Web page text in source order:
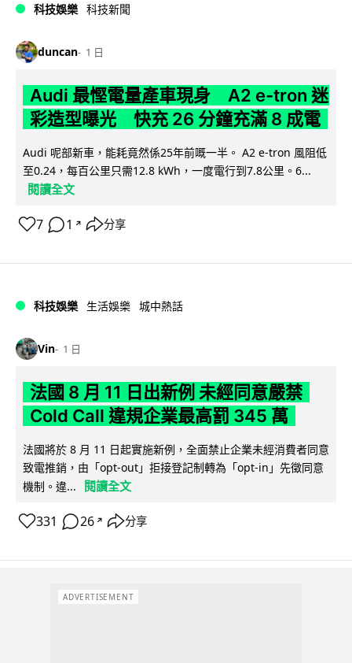
科技娛樂 科技新聞
duncan 1 日
Audi 最慳電量產車現身 A2 e-tron 迷
彩造型曝光 快充 26 分鐘充滿 8 成電
Audi 呢部新車，能耗竟然係25年前嘅一半。 A2 e-tron 風阻低
至0.24，每百公里只需12.8 kWh，一度電行到7.8公里。6...
閱讀全文
7 1 ↗ 分享
科技娛樂 生活娛樂 城中熱話
Vin 1 日
法國 8 月 11 日出新例 未經同意嚴禁
Cold Call 違規企業最高罰 345 萬
法國將於 8 月 11 日起實施新例，全面禁止企業未經消費者同意
致電推銷，由「opt-out」拒接登記制轉為「opt-in」先徵同意
機制。違...
閱讀全文
331 26 ↗ 分享
ADVERTISEMENT